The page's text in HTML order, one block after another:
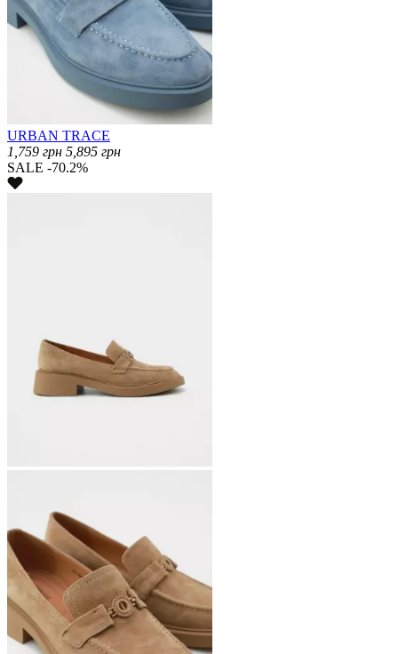
URBAN TRACE
1,759 грн 5,895 грн
SALE -70.2%